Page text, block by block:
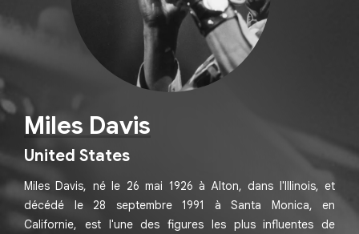
Miles Davis
United States
Miles Davis, né le 26 mai 1926 à Alton, dans l'Illinois, et
décédé le 28 septembre 1991 à Santa Monica, en
Californie, est l'une des figures les plus influentes de